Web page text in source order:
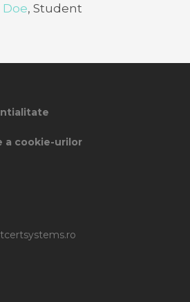
, Student
a cookie-urilor